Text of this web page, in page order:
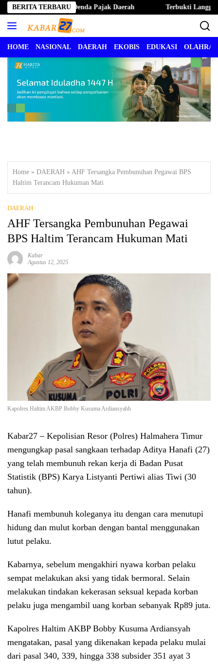
Langsung
ke
konten
BERITA TERBARU
Hapus Denda Pajak Daerah Terbukti Langgar Kode
HOME NASIONAL DAERAH EKOBIS EDUKASI
Home » DAERAH » AHF Tersangka Pembunuhan Pegawai BPS
Haltim Terancam Hukuman Mati
DAERAH
AHF Tersangka Pembunuhan Pegawai
BPS Haltim Terancam Hukuman Mati
Kabar
Agustus 12, 2025
Kapolres Haltim AKBP Bobby Kusuma Ardiansyahh
Kabar27 –Kepolisian Resor (Polres) Halmahera Timur
mengungkap pasal sangkaan terhadap Aditya Hanafi (27)
yang telah membunuh rekan kerja di Badan Pusat
Statistik (BPS) Karya Listyanti Pertiwi alias Tiwi (30
tahun).
Hanafi membunuh koleganya itu dengan cara menutupi
hidung dan mulut korban dengan bantal menggunakan
lutut pelaku.
Kabarnya, sebelum mengakhiri nyawa korban pelaku
sempat melakukan aksi yang tidak bermoral. Selain
melakukan tindakan kekerasan seksual kepada korban
pelaku juga mengambil uang korban sebanyak Rp89 juta.
Kapolres Haltim AKBP Bobby Kusuma Ardiansyah
mengatakan, pasal yang dikenakan kepada pelaku mulai
dari pasal 340, 339, hingga 338 subsider 351 ayat 3